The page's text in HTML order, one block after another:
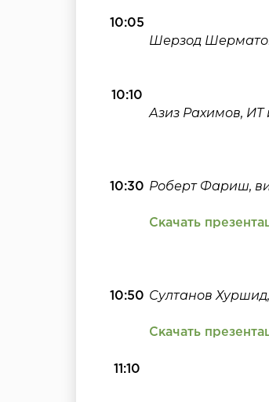
10:05
Шерзод
10:10
Азиз Рахимов, ИT
10:30 Роберт Фариш,
Скачать
10:50 Султанов
Скачать
11:10